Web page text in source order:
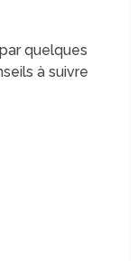
quelques
à suivre